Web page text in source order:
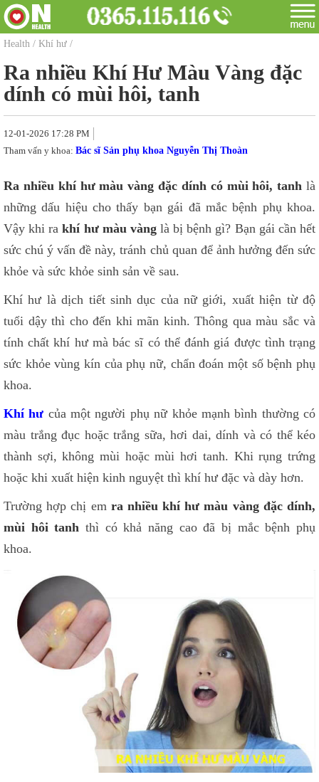
Health / Khí hư /
Ra nhiều Khí Hư Màu Vàng đặc
dính có mùi hôi, tanh
12-01-2026 17:28 PM
Tham vấn y khoa: Bác sĩ Sản phụ khoa Nguyễn Thị Thoàn
Ra nhiều khí hư màu vàng đặc dính có mùi hôi, tanh là
những dấu hiệu cho thấy bạn gái đã mắc bệnh phụ khoa.
Vậy khi rakhí hư màu vànglà bị bệnh gì? Bạn gái cần hết
sức chú ý vấn đề này, tránh chủ quan để ảnh hưởng đến sức
khỏe và sức khỏe sinh sản về sau.
Khí hư là dịch tiết sinh dục của nữ giới, xuất hiện từ độ
tuổi dậy thì cho đến khi mãn kinh. Thông qua màu sắc và
tính chất khí hư mà bác sĩ có thể đánh giá được tình trạng
sức khỏe vùng kín của phụ nữ, chẩn đoán một số bệnh phụ
khoa.
Khí hư của một người phụ nữ khỏe mạnh bình thường có
màu trắng đục hoặc trắng sữa, hơi dai, dính và có thể kéo
thành sợi, không mùi hoặc mùi hơi tanh. Khi rụng trứng
hoặc khi xuất hiện kinh nguyệt thì khí hư đặc và dày hơn.
Trường hợp chị em ra nhiều khí hư màu vàng đặc dính,
mùi hôi tanh thì có khả năng cao đã bị mắc bệnh phụ
khoa.